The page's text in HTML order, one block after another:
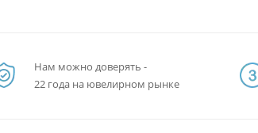
Нам можно доверять -
22 года на ювелирном рынке